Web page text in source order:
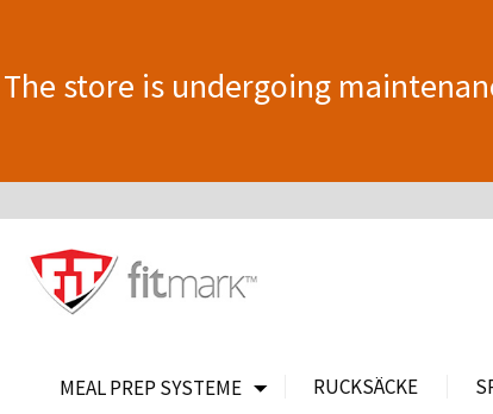
The store is undergoing
MEAL PREP SYSTEME RUCKSÄCKE